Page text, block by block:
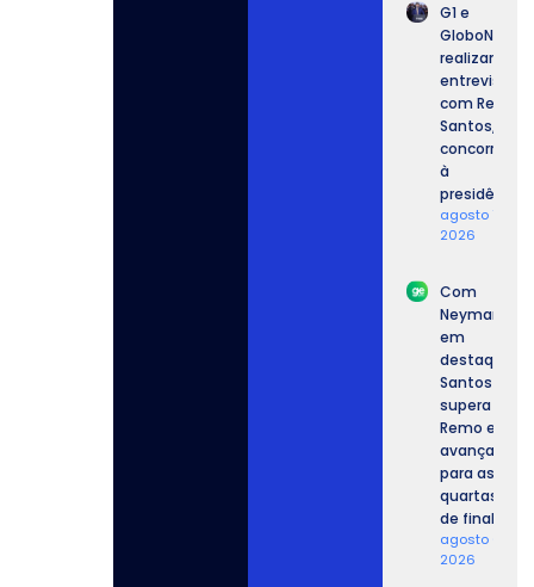
G1 e
GloboNews
realizam
entrevista
com Renan
Santos,
concorrente
à
presidência.
agosto 7,
2026
Com
Neymar
em
destaque,
Santos
supera o
Remo e
avança
para as
quartas
de final.
agosto 6,
2026